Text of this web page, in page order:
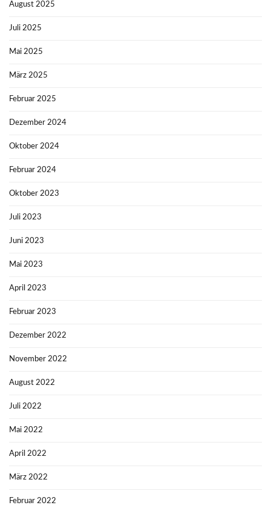
August 2025
Juli 2025
Mai 2025
März 2025
Februar 2025
Dezember 2024
Oktober 2024
Februar 2024
Oktober 2023
Juli 2023
Juni 2023
Mai 2023
April 2023
Februar 2023
Dezember 2022
November 2022
August 2022
Juli 2022
Mai 2022
April 2022
März 2022
Februar 2022